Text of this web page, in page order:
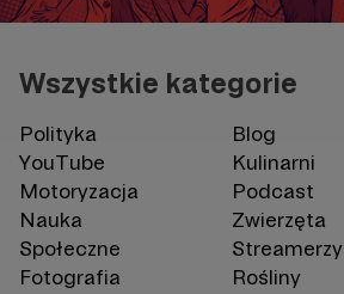
Wszystkie kategorie
Polityka
Blog
YouTube
Kulinarni
Motoryzacja
Podcast
Nauka
Zwierzęta
Społeczne
Streamerzy
Fotografia
Rośliny